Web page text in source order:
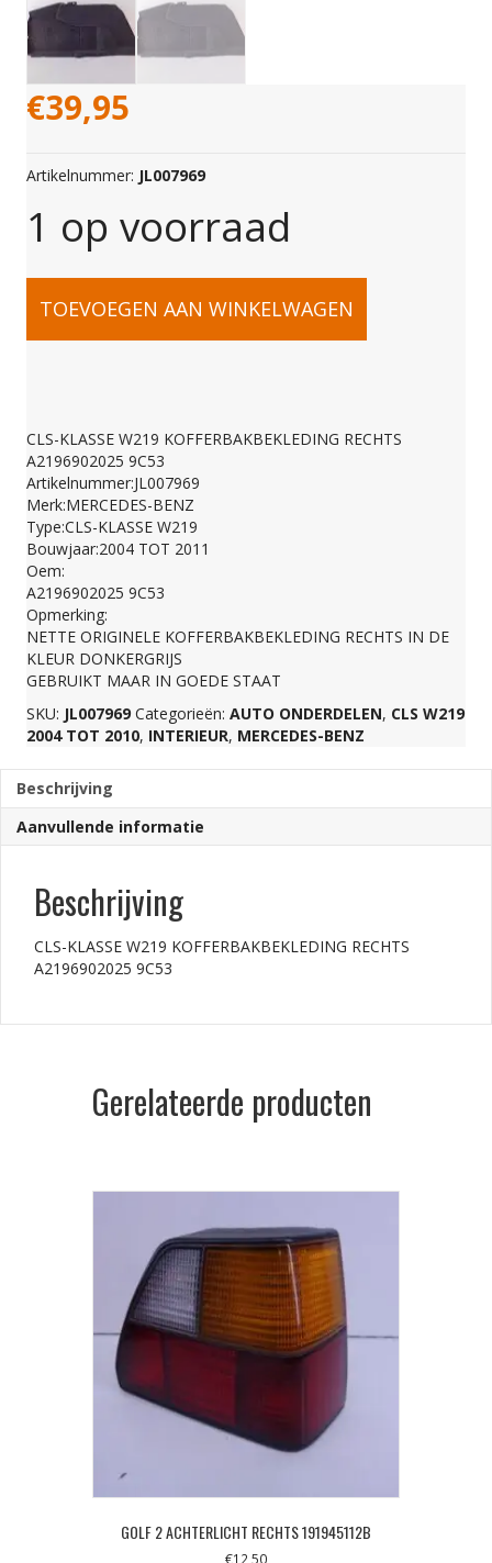
€39,95
Artikelnummer: JL007969
1 op voorraad
CLS-
W219
RECHTS
A2196902025
9C53
aantal
TOEVOEGEN AAN WINKELWAGEN
CLS-KLASSE W219 KOFFERBAKBEKLEDING RECHTS
A2196902025 9C53
Artikelnummer:JL007969
Merk:MERCEDES-BENZ
Type:CLS-KLASSE W219
Bouwjaar:2004 TOT 2011
Oem:
A2196902025 9C53
Opmerking:
NETTE ORIGINELE KOFFERBAKBEKLEDING RECHTS IN DE
KLEUR DONKERGRIJS
GEBRUIKT MAAR IN GOEDE STAAT
SKU: JL007969 Categorieën: AUTO ONDERDELEN, CLS W219
2004 TOT 2010, INTERIEUR, MERCEDES-BENZ
Beschrijving
Aanvullende informatie
Beschrijving
CLS-KLASSE W219 KOFFERBAKBEKLEDING RECHTS
A2196902025 9C53
Gerelateerde producten
GOLF 2 ACHTERLICHT RECHTS 191945112B